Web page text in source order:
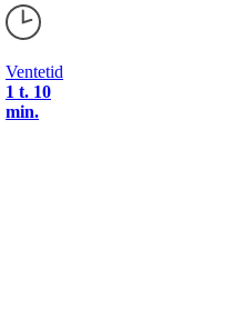
Ventetid
1 t. 10
min.